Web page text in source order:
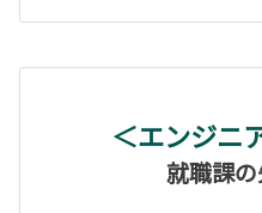
＜エンジニ
就職課